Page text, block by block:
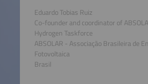
Eduardo Tobias Ruiz
Co-founder and coordinator of
Hydrogen Taskforce
ABSOLAR - Associação Brasileira de
Fotovoltaica
Brasil